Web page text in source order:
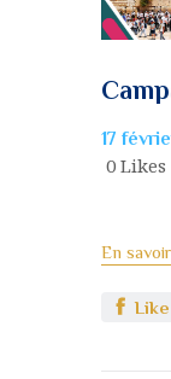
17
0 Likes
En
Like